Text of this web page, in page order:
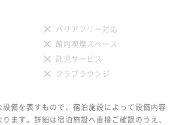
バリアフリー対応
館内喫煙スペース
託児サービス
クラブラウンジ
備を表すもので、宿泊施設によって設備内容
ます。詳細は宿泊施設へ直接ご確認のうえ、